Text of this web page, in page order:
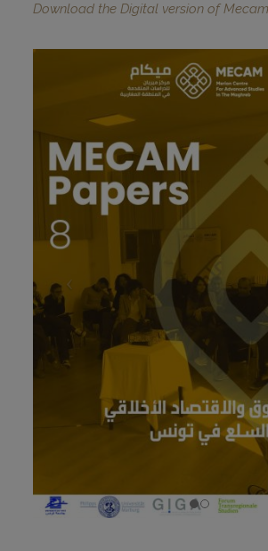
Download the Digital version of